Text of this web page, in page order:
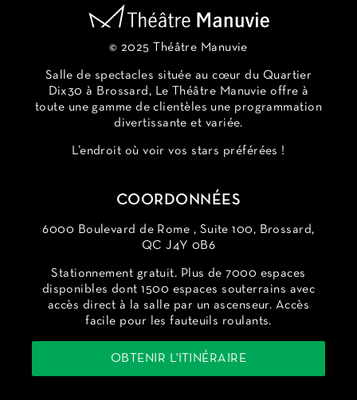
© 2025 Théâtre Manuvie
Salle de spectacles située au cœur du Quartier
Dix30 à Brossard, Le Théâtre Manuvie offre à
toute une gamme de clientèles une programmation
divertissante et variée.
L’endroit où voir vos stars préférées !
COORDONNÉES
6000 Boulevard de Rome , Suite 100, Brossard,
QC J4Y 0B6
Stationnement gratuit. Plus de 7000 espaces
disponibles dont 1500 espaces souterrains avec
accès direct à la salle par un ascenseur. Accès
facile pour les fauteuils roulants.
OBTENIR L'ITINÉRAIRE